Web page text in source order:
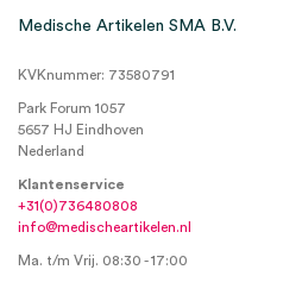
Medische Artikelen SMA B.V.
KVKnummer: 73580791
Park Forum 1057
5657 HJ Eindhoven
Nederland
Klantenservice
+31(0)736480808
info@medischeartikelen.nl
Ma. t/m Vrij. 08:30 - 17:00